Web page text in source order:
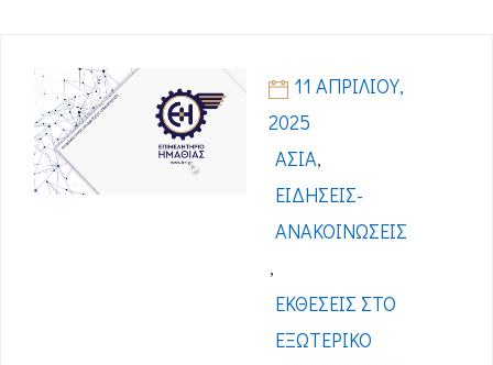
11 ΑΠΡΙΛΊΟΥ,
2025
ΑΣΊΑ,
ΕΙΔΉΣΕΙΣ-
ΑΝΑΚΟΙΝΏΣΕΙΣ
,
ΕΚΘΈΣΕΙΣ ΣΤΟ
ΕΞΩΤΕΡΙΚΌ